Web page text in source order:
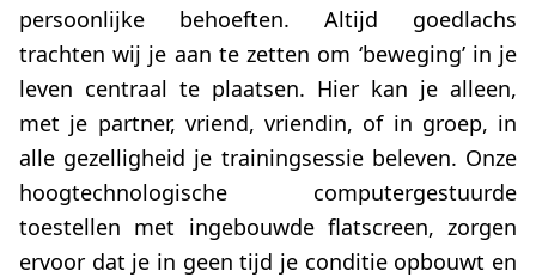
persoonlijke behoeften. Altijd goedlachs
trachten wij je aan te zetten om ‘beweging’ in je
leven centraal te plaatsen. Hier kan je alleen,
met je partner, vriend, vriendin, of in groep, in
alle gezelligheid je trainingsessie beleven. Onze
hoogtechnologische computergestuurde
toestellen met ingebouwde flatscreen, zorgen
ervoor dat je in geen tijd je conditie opbouwt en